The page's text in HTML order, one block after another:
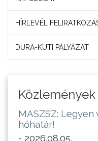
HÍRLEVÉL
DURA-KUTI PÁLYÁZAT
Közlemények
MASZSZ:
hőhatár!
- 2026.08.05.